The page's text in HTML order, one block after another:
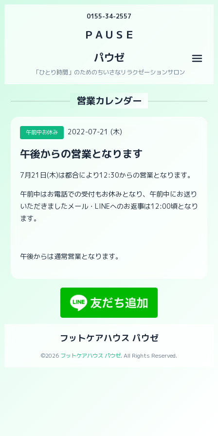
0155-34-2557
ＰＡＵＳＥ
パウゼ
「ひとり時間」のためのちいさなリラクゼーションサロン
営業カレンダー
午前中お休み 2022-07-21 (木)
午後からの営業となります
7月21日(木)は都合により12:30からの営業となります。
午前中はお電話での受付もお休みとなり、午前中にお送り
いただきましたメール・LINEへのお返事は12:00頃となり
ます。
午後からは通常営業となります。
フットケアハウス パウゼ
©2026 フットケアハウス パウゼ. All Rights Reserved.